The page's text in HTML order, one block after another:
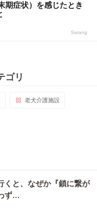
期症状）を感じたとき
Sarang
ゴリ
老犬介護施設
くと、なぜか『鎖に繋が
ず…